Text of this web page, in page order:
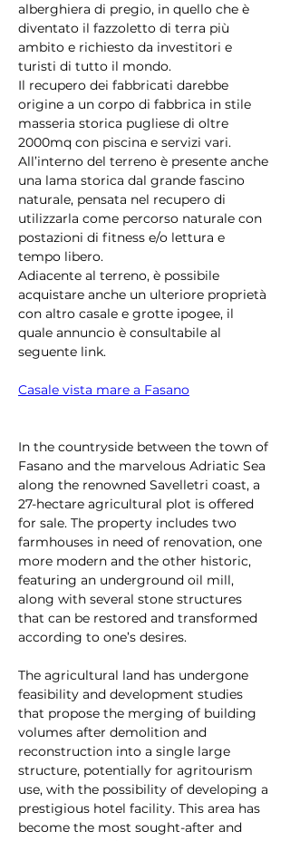
alberghiera di pregio, in quello che è
diventato il fazzoletto di terra più
ambito e richiesto da investitori e
turisti di tutto il mondo.
Il recupero dei fabbricati darebbe
origine a un corpo di fabbrica in stile
masseria storica pugliese di oltre
2000mq con piscina e servizi vari.
All’interno del terreno è presente anche
una lama storica dal grande fascino
naturale, pensata nel recupero di
utilizzarla come percorso naturale con
postazioni di fitness e/o lettura e
tempo libero.
Adiacente al terreno, è possibile
acquistare anche un ulteriore proprietà
con altro casale e grotte ipogee, il
quale annuncio è consultabile al
seguente link.
Casale vista mare a Fasano
In the countryside between the town of
Fasano and the marvelous Adriatic Sea
along the renowned Savelletri coast, a
27-hectare agricultural plot is offered
for sale. The property includes two
farmhouses in need of renovation, one
more modern and the other historic,
featuring an underground oil mill,
along with several stone structures
that can be restored and transformed
according to one’s desires.
The agricultural land has undergone
feasibility and development studies
that propose the merging of building
volumes after demolition and
reconstruction into a single large
structure, potentially for agritourism
use, with the possibility of developing a
prestigious hotel facility. This area has
become the most sought-after and